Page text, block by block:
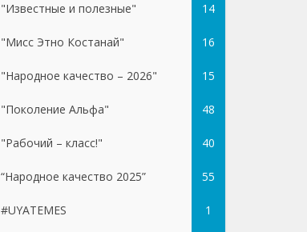
"Известные и полезные" 14
"Мисс Этно Костанай" 16
"Народное качество – 2026" 15
"Поколение Альфа" 48
"Рабочий – класс!" 40
“Народное качество 2025” 55
#UYATEMES 1